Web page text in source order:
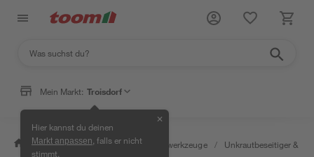
Mein Markt: Troisdorf
Hier kannst du deinen
Markt anpassen , falls er nicht
stimmt.
✕
/ Garten & Freizeit / Gartenhandwerkzeuge / Unkrautbeseitiger &